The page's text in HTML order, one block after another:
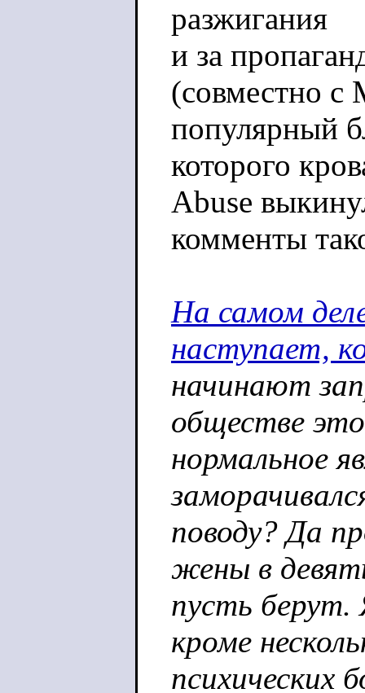
разжигания
и за
(совместно с
популярный
которого
Abuse
комменты
На самом
наступает,
начинают
обществе
нормальное
поводу? Да
жены в
пусть
кроме
психических